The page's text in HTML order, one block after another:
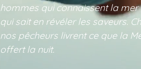
hommes qui connaissent la mer
qui sait en révéler les saveurs.
nos pêcheurs livrent ce que la
offert la nuit.